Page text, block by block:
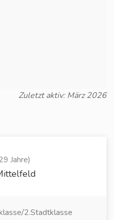
Zuletzt aktiv: März 2026
Jahre)
2.Stadtklasse